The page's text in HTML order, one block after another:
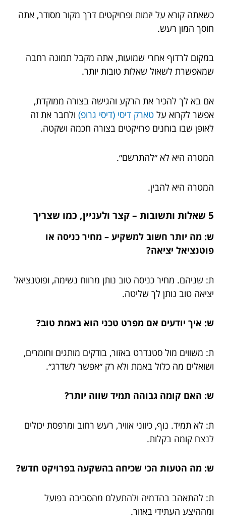
כשאתה קורא על יזמות ופרויקטים דרך מקור מסודר, אתה
חוסך המון רעש.
במקום לרדוף אחרי שמועות, אתה מקבל תמונה רחבה
שמאפשרת לשאול שאלות טובות יותר.
אם בא לך להכיר את הרקע והגישה בצורה ממוקדת,
אפשר לקרוא על טארק דיסי (דיסי גרופ) ולחבר את זה
לאופן שבו בוחנים פרויקטים בצורה חכמה ושקטה.
המטרה היא לא ״להתרשם״.
המטרה היא להבין.
5 שאלות ותשובות – קצר ולעניין, כמו שצריך
ש: מה יותר חשוב למשקיע – מחיר כניסה או
פוטנציאל יציאה?
ת: שניהם. מחיר כניסה טוב נותן מרווח נשימה, ופוטנציאל
יציאה טוב נותן לך שליטה.
ש: איך יודעים אם מפרט טכני הוא באמת טוב?
ת: משווים מול סטנדרט באזור, בודקים מותגים וחומרים,
ושואלים מה כלול באמת ולא רק ״אפשר לשדרג״.
ש: האם קומה גבוהה תמיד שווה יותר?
ת: לא תמיד. נוף, כיווני אוויר, רעש רחוב ומרפסת יכולים
לנצח קומה בקלות.
ש: מה הטעות הכי שכיחה בהשקעה בפרויקט חדש?
ת: להתאהב בהדמיה ולהתעלם מהסביבה בפועל
ומההיצע העתידי באזור.